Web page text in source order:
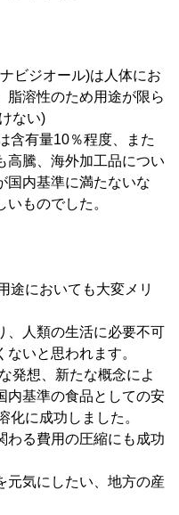
ビジオール)は人体にお
脂溶性のため用途が限ら
ない)
含有量10％程度、また
高騰、海外加工品につい
国内基準に満たないな
ものでした。
途においても大変メリ
、人類の生活に必要不可
いと思われます。
発想、新たな概念によ
内基準の食品としての安
化に成功しました。
わる費用の圧縮にも成功
元気にしたい、地方の産